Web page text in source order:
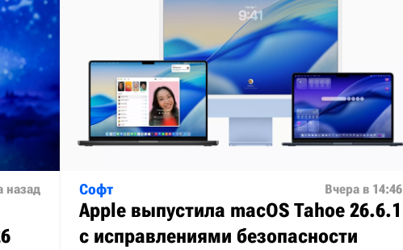
назад Софт Вчера в 14:46
Apple выпустила macOS Tahoe 26.6.1
с исправлениями безопасности